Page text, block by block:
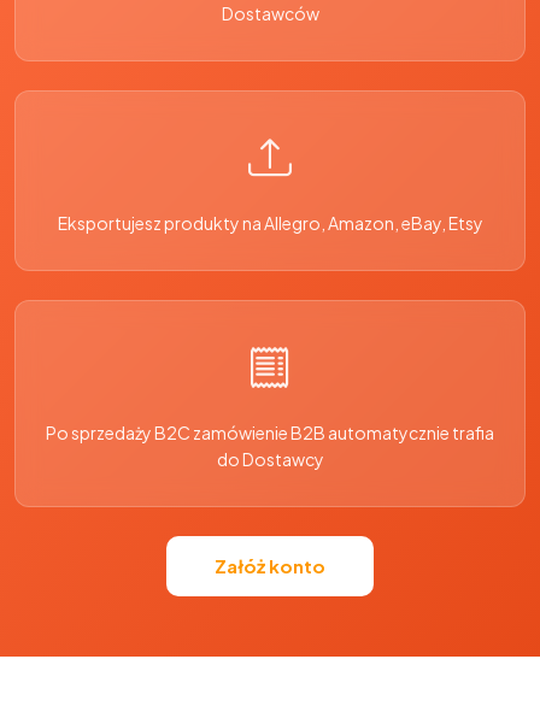
Dostawców
Eksportujesz produkty na Allegro, Amazon, eBay, Etsy
Po sprzedaży B2C zamówienie B2B automatycznie trafia
do Dostawcy
Załóż konto